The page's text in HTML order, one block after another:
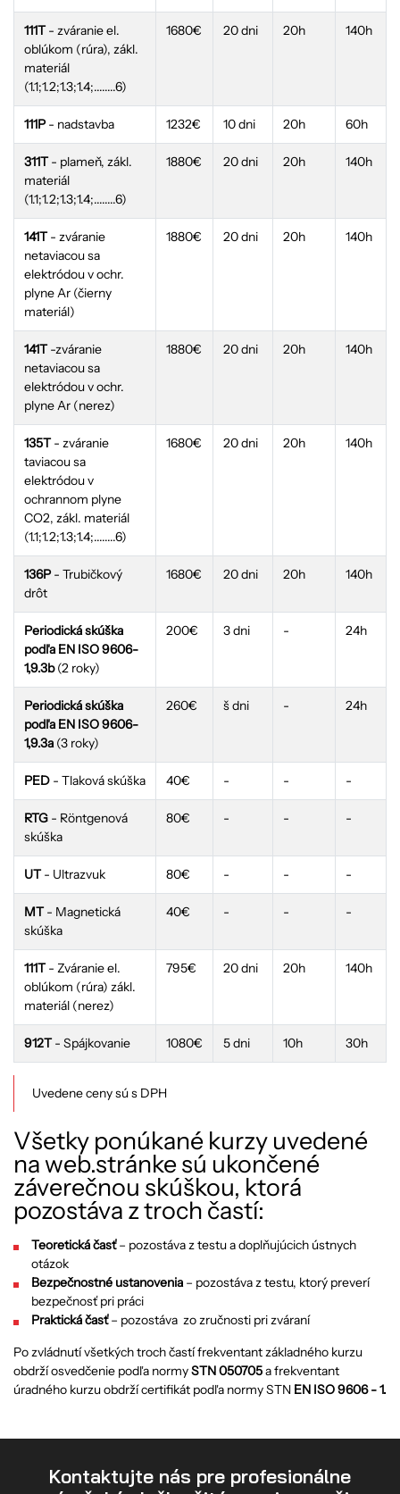
111T- zváranie el.
oblúkom (rúra), zákl.
materiál
(1.1;1.2;1.3;1.4;........6)
1680€ 20 dni 20h 140h
111P- nadstavba 1232€ 10 dni 20h 60h
311T- plameň, zákl.
materiál
(1.1;1.2;1.3;1.4;........6)
1880€ 20 dni 20h 140h
141T- zváranie
netaviacou sa
elektródou v ochr.
plyne Ar (čierny
materiál)
1880€ 20 dni 20h 140h
141T-zváranie
netaviacou sa
elektródou v ochr.
plyne Ar (nerez)
1880€ 20 dni 20h 140h
135T- zváranie
taviacou sa
elektródou v
ochrannom plyne
CO2, zákl. materiál
(1.1;1.2;1.3;1.4;........6)
1680€ 20 dni 20h 140h
136P- Trubičkový
drôt
1680€ 20 dni 20h 140h
Periodická skúška
podľa EN ISO 9606-
1,9.3b(2 roky)
200€ 3 dni - 24h
Periodická skúška
podľa EN ISO 9606-
1,9.3a(3 roky)
260€ š dni - 24h
PED- Tlaková skúška 40€ - - -
RTG- Röntgenová
skúška
80€ - - -
UT- Ultrazvuk 80€ - - -
MT- Magnetická
skúška
40€ - - -
111T- Zváranie el.
oblúkom (rúra) zákl.
materiál (nerez)
795€ 20 dni 20h 140h
912T- Spájkovanie 1080€ 5 dni 10h 30h
Uvedene ceny sú s DPH
Všetky ponúkané kurzy uvedené
na web.stránke sú ukončené
záverečnou skúškou, ktorá
pozostáva z troch častí:
Teoretická časť– pozostáva z testu a doplňujúcich ústnych
otázok
Bezpečnostné ustanovenia– pozostáva z testu, ktorý preverí
bezpečnosť pri práci
Praktická časť– pozostáva zo zručnosti pri zváraní
Po zvládnutí všetkých troch častí frekventant základného kurzu
obdrží osvedčenie podľa normySTN 050705a frekventant
úradného kurzu obdrží certifikát podľa normy STN EN ISO 9606 - 1.
Kontaktujte nás pre profesionálne